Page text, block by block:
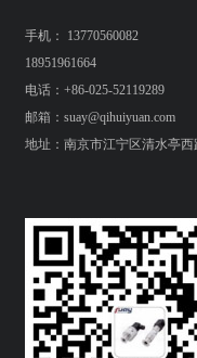
手机： 13770560082
18951961664
电话：+86-025-52119289
邮箱：suay@qihuiyuan.com
地址：南京市江宁区清水亭西